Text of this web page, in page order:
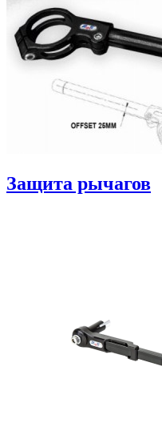
Защита рычагов